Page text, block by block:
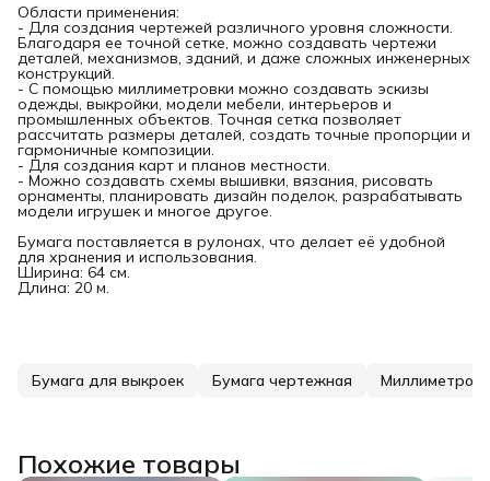
Области применения:
- Для создания чертежей различного уровня сложности.
Благодаря ее точной сетке, можно создавать чертежи
деталей, механизмов, зданий, и даже сложных инженерных
конструкций.
- С помощью миллиметровки можно создавать эскизы
одежды, выкройки, модели мебели, интерьеров и
промышленных объектов. Точная сетка позволяет
рассчитать размеры деталей, создать точные пропорции и
гармоничные композиции.
- Для создания карт и планов местности.
- Можно создавать схемы вышивки, вязания, рисовать
орнаменты, планировать дизайн поделок, разрабатывать
модели игрушек и многое другое.
Бумага поставляется в рулонах, что делает её удобной
для хранения и использования.
Ширина: 64 см.
Длина: 20 м.
Бумага для выкроек Бумага чертежная
Похожие товары